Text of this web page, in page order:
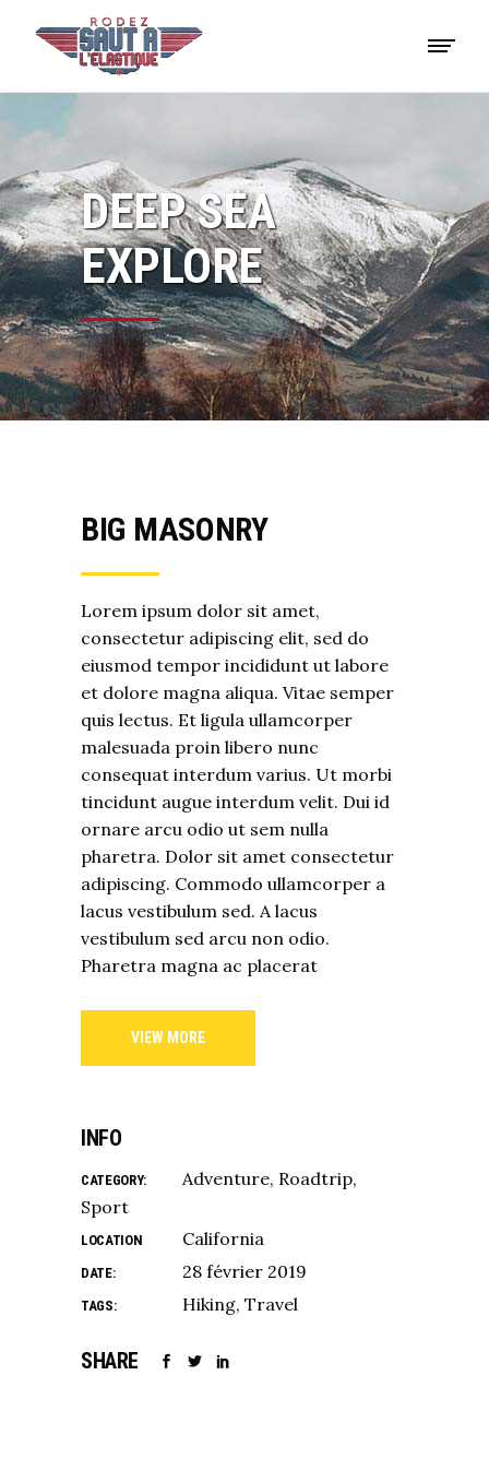
DEEP SEA
EXPLORE
BIG MASONRY
Lorem ipsum dolor sit amet,
consectetur adipiscing elit, sed do
eiusmod tempor incididunt ut labore
et dolore magna aliqua. Vitae semper
quis lectus. Et ligula ullamcorper
malesuada proin libero nunc
consequat interdum varius. Ut morbi
tincidunt augue interdum velit. Dui id
ornare arcu odio ut sem nulla
pharetra. Dolor sit amet consectetur
adipiscing. Commodo ullamcorper a
lacus vestibulum sed. A lacus
vestibulum sed arcu non odio.
Pharetra magna ac placerat
VIEW MORE
INFO
CATEGORY: Adventure Roadtrip
Sport
LOCATION California
DATE: 28 février 2019
TAGS: Hiking Travel
SHARE